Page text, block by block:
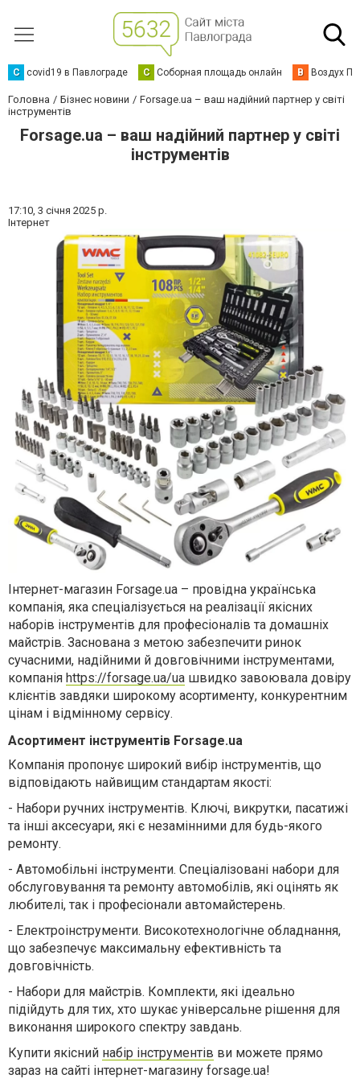
C covid19 в Павлограде С Соборная площадь онлайн В Воздух
Головна Бізнес новини
Forsage.ua – ваш надійний партнер у світі
інструментів
Forsage.ua – ваш надійний партнер у світі
інструментів
17:10, 3 січня 2025 р.
Інтернет
Інтернет-магазин Forsage.ua – провідна українська
компанія, яка спеціалізується на реалізації якісних
наборів інструментів для професіоналів та домашніх
майстрів. Заснована з метою забезпечити ринок
сучасними, надійними й довговічними інструментами,
компанія https://forsage.ua/ua швидко завоювала довіру
клієнтів завдяки широкому асортименту, конкурентним
цінам і відмінному сервісу.
Асортимент інструментів Forsage.ua
Компанія пропонує широкий вибір інструментів, що
відповідають найвищим стандартам якості:
- Набори ручних інструментів. Ключі, викрутки, пасатижі
та інші аксесуари, які є незамінними для будь-якого
ремонту.
- Автомобільні інструменти. Спеціалізовані набори для
обслуговування та ремонту автомобілів, які оцінять як
любителі, так і професіонали автомайстерень.
- Електроінструменти. Високотехнологічне обладнання,
що забезпечує максимальну ефективність та
довговічність.
- Набори для майстрів. Комплекти, які ідеально
підійдуть для тих, хто шукає універсальне рішення для
виконання широкого спектру завдань.
Купити якісний набір інструментів ви можете прямо
зараз на сайті інтернет-магазину forsage.ua!